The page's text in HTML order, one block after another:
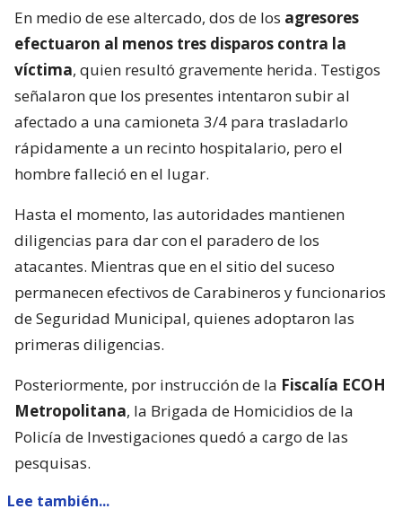
En medio de ese altercado, dos de los agresores
efectuaron al menos tres disparos contra la
víctima, quien resultó gravemente herida. Testigos
señalaron que los presentes intentaron subir al
afectado a una camioneta 3/4 para trasladarlo
rápidamente a un recinto hospitalario, pero el
hombre falleció en el lugar.
Hasta el momento, las autoridades mantienen
diligencias para dar con el paradero de los
atacantes. Mientras que en el sitio del suceso
permanecen efectivos de Carabineros y funcionarios
de Seguridad Municipal, quienes adoptaron las
primeras diligencias.
Posteriormente, por instrucción de la Fiscalía ECOH
Metropolitana, la Brigada de Homicidios de la
Policía de Investigaciones quedó a cargo de las
pesquisas.
Lee también...